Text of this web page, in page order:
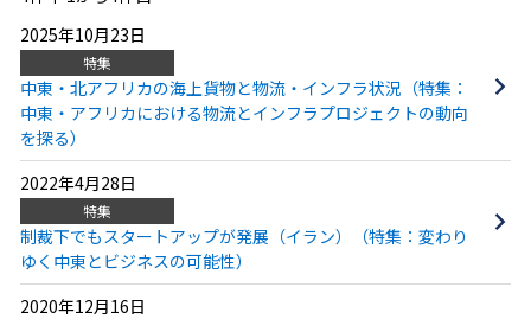
2025年10月23日
特集
中東・北アフリカの海上貨物と物流・インフラ状況（特集：
中東・アフリカにおける物流とインフラプロジェクトの動向
を探る）
2022年4月28日
特集
制裁下でもスタートアップが発展（イラン）（特集：変わり
ゆく中東とビジネスの可能性）
2020年12月16日